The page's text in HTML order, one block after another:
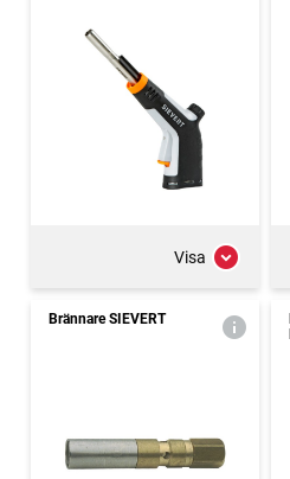
Visa
Brännare SIEVERT